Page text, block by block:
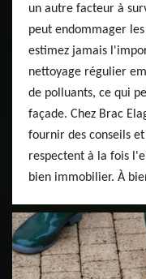
un autre facteur à
peut endommager
estimez jamais
nettoyage régulier
de polluants, ce qui
façade. Chez Brac
fournir des conseils
respectent à la fois
bien immobilier. À